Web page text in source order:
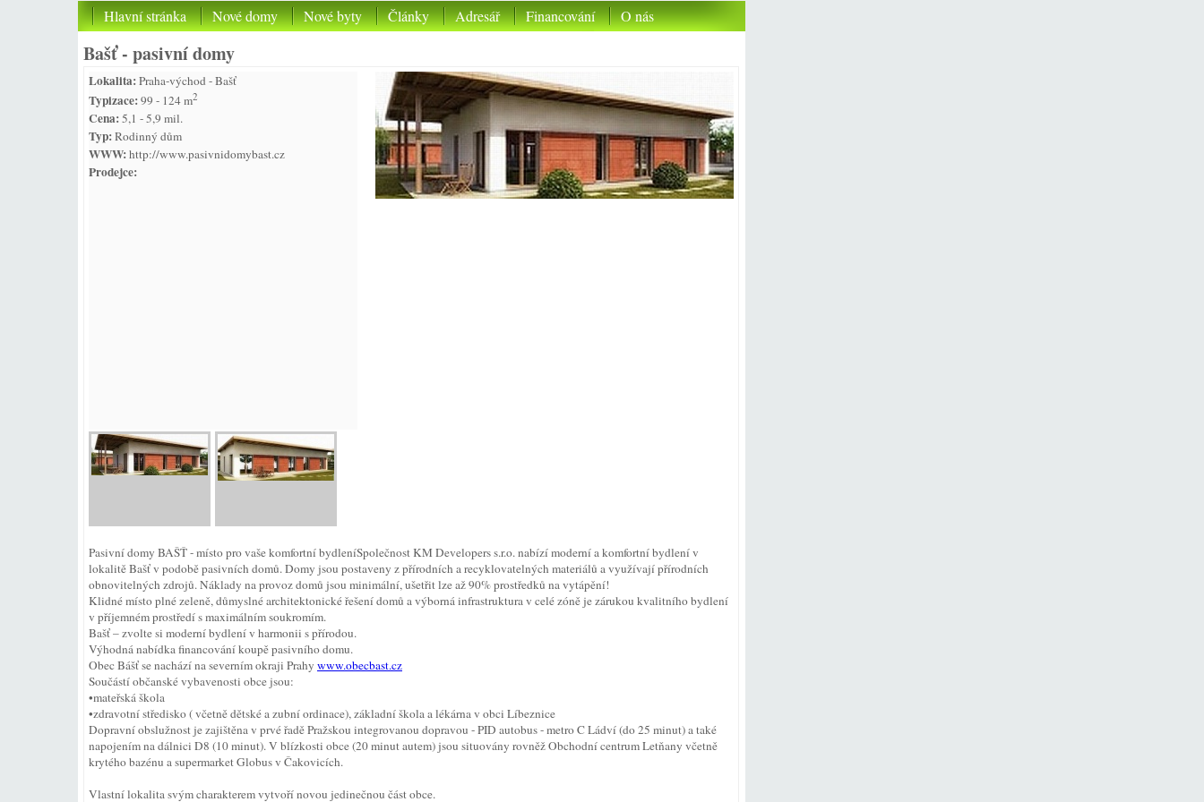
Hlavní stránka Nové domy Nové byty Články Adresář Financování O nás
Bašť - pasivní domy
Lokalita:Praha-východ - Bašť
Typizace:99 - 124 m2
Cena:5,1 - 5,9 mil.
Typ:Rodinný dům
WWW:http://www.pasivnidomybast.cz
Prodejce:
Pasivní domy BAŠŤ - místo pro vaše komfortní bydleníSpolečnost KM Developers s.r.o. nabízí moderní a komfortní bydlení v
lokalitě Bašť v podobě pasivních domů. Domy jsou postaveny z přírodních a recyklovatelných materiálů a využívají přírodních
obnovitelných zdrojů. Náklady na provoz domů jsou minimální, ušetřit lze až 90% prostředků na vytápění!
Klidné místo plné zeleně, důmyslné architektonické řešení domů a výborná infrastruktura v celé zóně je zárukou kvalitního bydlení
v příjemném prostředí s maximálním soukromím.
Bašť – zvolte si moderní bydlení v harmonii s přírodou.
Výhodná nabídka financování koupě pasivního domu.
Obec Bášť se nachází na severním okraji Prahy www.obecbast.cz
Součástí občanské vybavenosti obce jsou:
•mateřská škola
•zdravotní středisko ( včetně dětské a zubní ordinace), základní škola a lékárna v obci Líbeznice
Dopravní obslužnost je zajištěna v prvé řadě Pražskou integrovanou dopravou - PID autobus - metro C Ládví (do 25 minut) a také
napojením na dálnici D8 (10 minut). V blízkosti obce (20 minut autem) jsou situovány rovněž Obchodní centrum Letňany včetně
krytého bazénu a supermarket Globus v Čakovicích.
Vlastní lokalita svým charakterem vytvoří novou jedinečnou část obce.